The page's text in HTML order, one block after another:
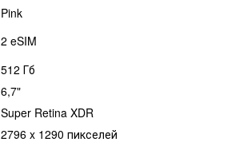
Pink
2 eSIM
512 Гб
6,7"
Super Retina XDR
2796 x 1290 пикселей